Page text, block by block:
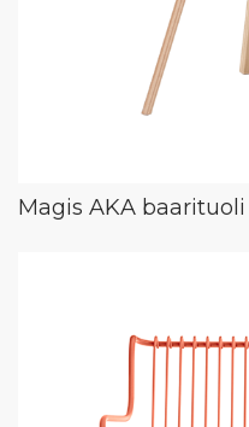
Magis AKA baarituoli